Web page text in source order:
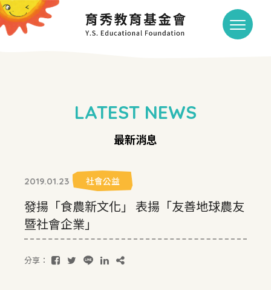
LATEST NEWS
最新消息
2019.01.23 社會公益
發揚「食農新文化」 表揚「友善地球農友
暨社會企業」
分享：